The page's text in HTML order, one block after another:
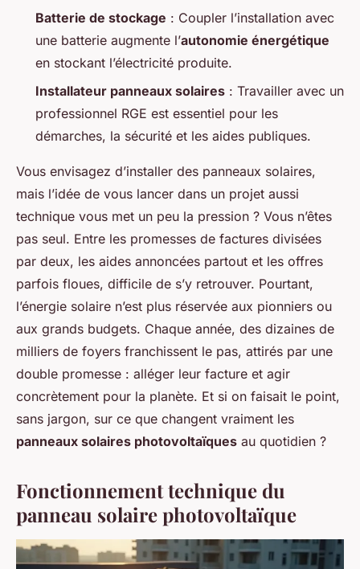
Batterie de stockage : Coupler l’installation avec
une batterie augmente l’autonomie énergétique
en stockant l’électricité produite.
Installateur panneaux solaires : Travailler avec un
professionnel RGE est essentiel pour les
démarches, la sécurité et les aides publiques.
Vous envisagez d’installer des panneaux solaires,
mais l’idée de vous lancer dans un projet aussi
technique vous met un peu la pression ? Vous n’êtes
pas seul. Entre les promesses de factures divisées
par deux, les aides annoncées partout et les offres
parfois floues, difficile de s’y retrouver. Pourtant,
l’énergie solaire n’est plus réservée aux pionniers ou
aux grands budgets. Chaque année, des dizaines de
milliers de foyers franchissent le pas, attirés par une
double promesse : alléger leur facture et agir
concrètement pour la planète. Et si on faisait le point,
sans jargon, sur ce que changent vraiment les
panneaux solaires photovoltaïques au quotidien ?
Fonctionnement technique du
panneau solaire photovoltaïque